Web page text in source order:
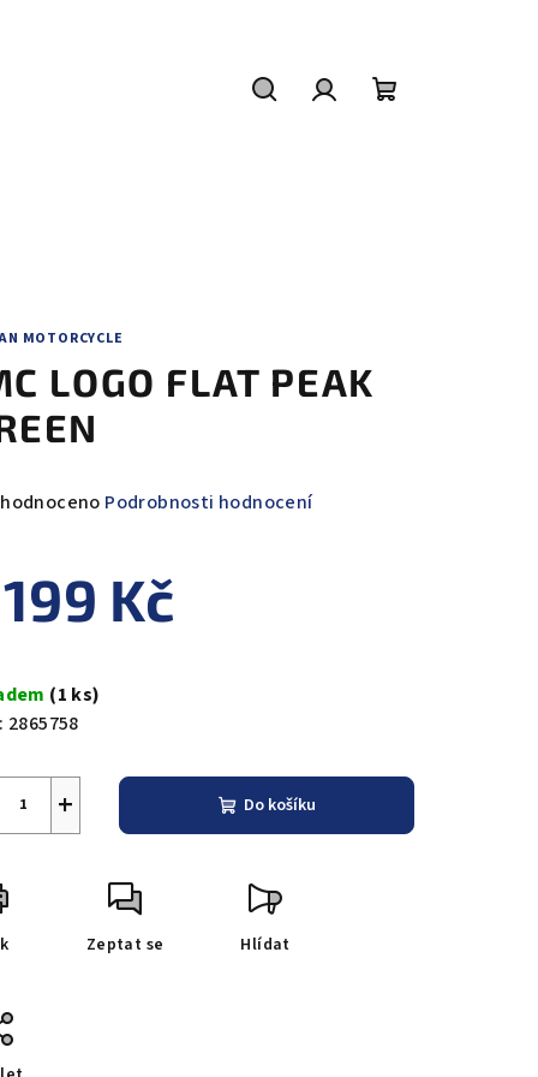
MOTORCYCLE
LOGO FLAT PEAK
Podrobnosti hodnocení
Kč
(1 ks)
2865758
+ Do košíku
Zeptat se Hlídat